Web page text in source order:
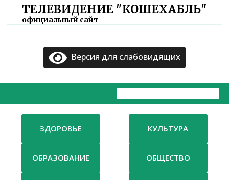
ТЕЛЕВИДЕНИЕ "КОШЕХАБЛЬ"
официальный сайт
Версия для слабовидящих
Документы
Контакты
ЗДОРОВЬЕ КУЛЬТУРА
ОБРАЗОВАНИЕ ОБЩЕСТВО